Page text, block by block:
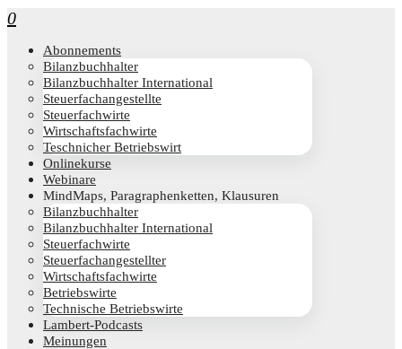
0
Abon­ne­ments
Bilanz­buch­hal­ter
Bilanz­buch­hal­ter International
Steu­er­fach­an­ge­stell­te
Steu­er­fach­wir­te
Wirt­schafts­fach­wir­te
Teschni­cher Betriebswirt
Online­kur­se
Web­i­na­re
Mind­Maps, Para­gra­phen­ket­ten, Klausuren
Bilanz­buch­hal­ter
Bilanz­buch­hal­ter International
Steu­er­fach­wir­te
Steu­er­fach­an­ge­stell­ter
Wirt­schafts­fach­wir­te
Betriebs­wir­te
Tech­ni­sche Betriebswirte
Lam­­bert-Pod­­casts
Mei­nun­gen